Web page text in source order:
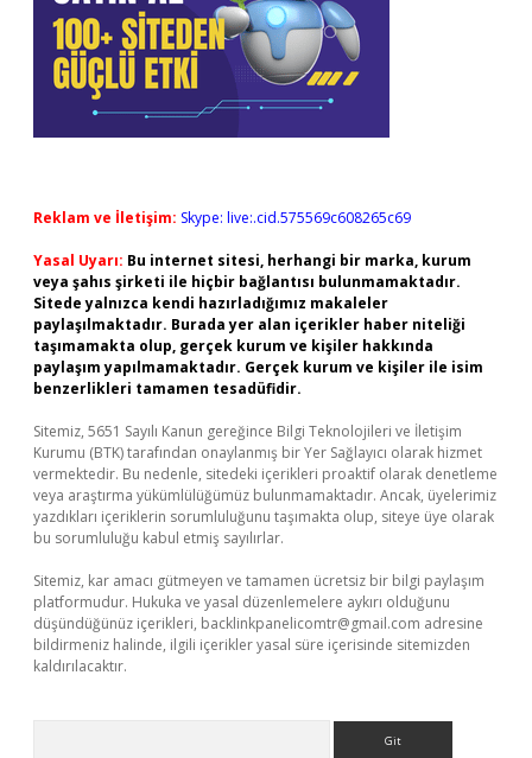
Reklam ve İletişim: Skype: live:.cid.575569c608265c69
Yasal Uyarı: Bu internet sitesi, herhangi bir marka, kurum
veya şahıs şirketi ile hiçbir bağlantısı bulunmamaktadır.
Sitede yalnızca kendi hazırladığımız makaleler
paylaşılmaktadır. Burada yer alan içerikler haber niteliği
taşımamakta olup, gerçek kurum ve kişiler hakkında
paylaşım yapılmamaktadır. Gerçek kurum ve kişiler ile isim
benzerlikleri tamamen tesadüfidir.
Sitemiz, 5651 Sayılı Kanun gereğince Bilgi Teknolojileri ve İletişim
Kurumu (BTK) tarafından onaylanmış bir Yer Sağlayıcı olarak hizmet
vermektedir. Bu nedenle, sitedeki içerikleri proaktif olarak denetleme
veya araştırma yükümlülüğümüz bulunmamaktadır. Ancak, üyelerimiz
yazdıkları içeriklerin sorumluluğunu taşımakta olup, siteye üye olarak
bu sorumluluğu kabul etmiş sayılırlar.
Sitemiz, kar amacı gütmeyen ve tamamen ücretsiz bir bilgi paylaşım
platformudur. Hukuka ve yasal düzenlemelere aykırı olduğunu
düşündüğünüz içerikleri, backlinkpanelicomtr@gmail.com adresine
bildirmeniz halinde, ilgili içerikler yasal süre içerisinde sitemizden
kaldırılacaktır.